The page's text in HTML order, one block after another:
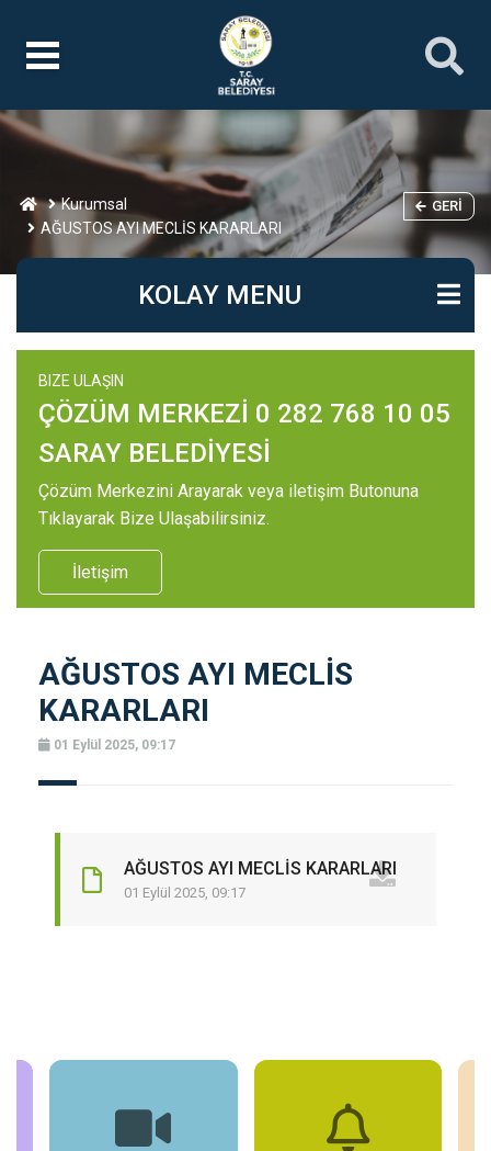
Kurumsal
AĞUSTOS AYI MECLİS KARARLARI
GERI
KOLAY MENU
BIZE ULAŞIN
ÇÖZÜM MERKEZİ 0 282 768 10 05
SARAY BELEDİYESİ
Çözüm Merkezini Arayarak veya iletişim Butonuna
Tıklayarak Bize Ulaşabilirsiniz.
İletişim
AĞUSTOS AYI MECLİS
KARARLARI
01 Eylül 2025, 09:17
AĞUSTOS AYI MECLİS KARARLARI
01 Eylül 2025, 09:17